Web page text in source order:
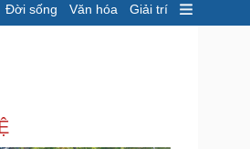
Đời sống Văn hóa Giải trí